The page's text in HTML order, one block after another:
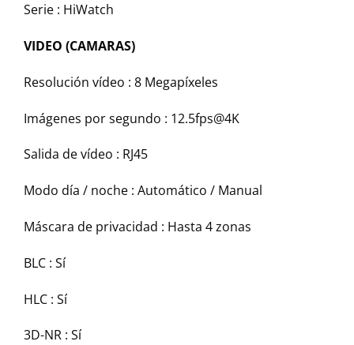
Serie : HiWatch
VIDEO (CAMARAS)
Resolución vídeo : 8 Megapíxeles
Imágenes por segundo : 12.5fps@4K
Salida de vídeo : RJ45
Modo día / noche : Automático / Manual
Máscara de privacidad : Hasta 4 zonas
BLC : Sí
HLC : Sí
3D-NR : Sí